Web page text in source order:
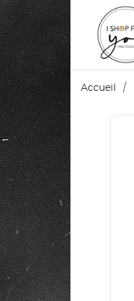
Accueil